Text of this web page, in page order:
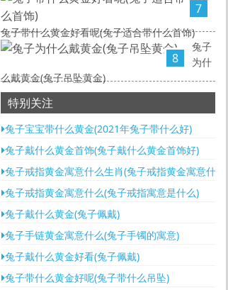
7
兔子带什么黄金好看呢(兔子适合带什么首饰)
8
兔子
为什
么戴黄金(兔子吊坠黄金)
特别关注
兔子宝宝带什么黄金(2021年兔子带什么好)
兔子戴什么黄金首饰(兔子戴什么黄金首饰好)
兔子戒指黄金寓意什么生肖(兔子戒指黄金寓意什么
兔子戒指黄金寓意什么(兔子戒指寓意是什么)
兔子戴什么黄金(兔子佩戴)
兔子手链黄金寓意什么(兔子手镯的寓意)
兔子戴什么黄金好看(兔子佩戴)
兔子带什么黄金好呢(兔子带什么吊坠)